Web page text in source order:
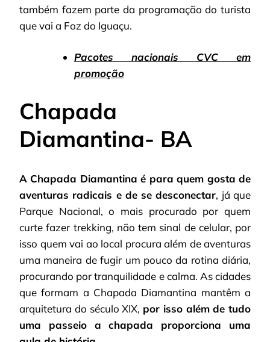
também fazem parte da programação do turista
que vai a Foz do Iguaçu.
Pacotes nacionais CVC em
promoção
Chapada
Diamantina- BA
A Chapada Diamantina é para quem gosta de
aventuras radicais e de se desconectar, já que
Parque Nacional, o mais procurado por quem
curte fazer trekking, não tem sinal de celular, por
isso quem vai ao local procura além de aventuras
uma maneira de fugir um pouco da rotina diária,
procurando por tranquilidade e calma. As cidades
que formam a Chapada Diamantina mantêm a
arquitetura do século XIX, por isso além de tudo
uma passeio a chapada proporciona uma